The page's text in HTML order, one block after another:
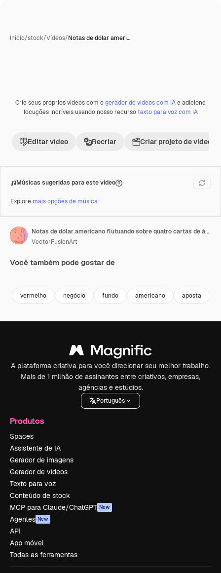
Início/stock/Vídeos/Notas de dólar ameri…
PremiumGerada com IA
Crie seus próprios vídeos com ogerador de vídeos com IAe adicione
locuções incríveis usando nosso recursotexto para voz com IA
Editar vídeo Recriar Criar projeto de vídeo
Músicas sugeridas para este vídeo
Explore mais opções de música
Notas de dólar americano flutuando sobre quatro cartas de ás e fichas de cassino em smartphone em fundo vermelho.
VectorFusionArt
Você também pode gostar de
vermelho negócio fundo americano aposta
A plataforma criativa para você direcionar seu melhor trabalho.
Mais de 1 milhão de assinantes entre criativos, empresas,
agências e estúdios.
Português
Produtos
Spaces
Assistente de IA
Gerador de imagens
Gerador de vídeos
Texto para voz
Conteúdo de stock
MCP para Claude/ChatGPT New
Agentes New
API
App móvel
Todas as ferramentas